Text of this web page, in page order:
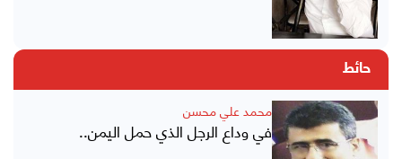
حائط
محمد علي محسن
في وداع الرجل الذي حمل اليمن..